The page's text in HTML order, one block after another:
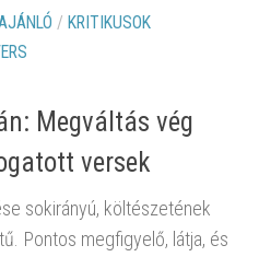
/ KRITIKUSOK
Megváltás vég
versek
sokirányú, költészetének
Pontos megfigyelő, látja, és